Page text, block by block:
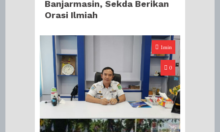
Banjarmasin, Sekda Berikan
Orasi Ilmiah
1min
0